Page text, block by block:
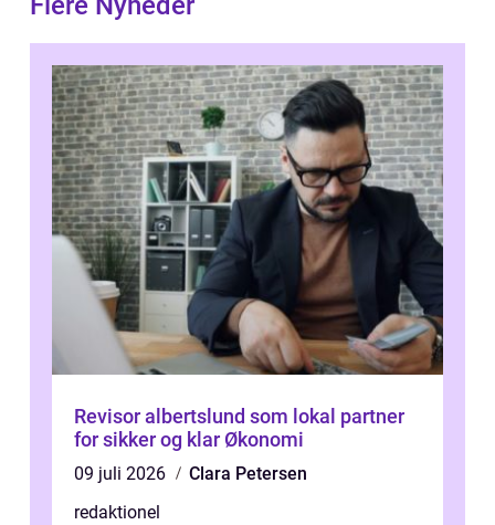
Revisor albertslund som lokal partner
for sikker og klar Økonomi
09 juli 2026
Clara Petersen
redaktionel